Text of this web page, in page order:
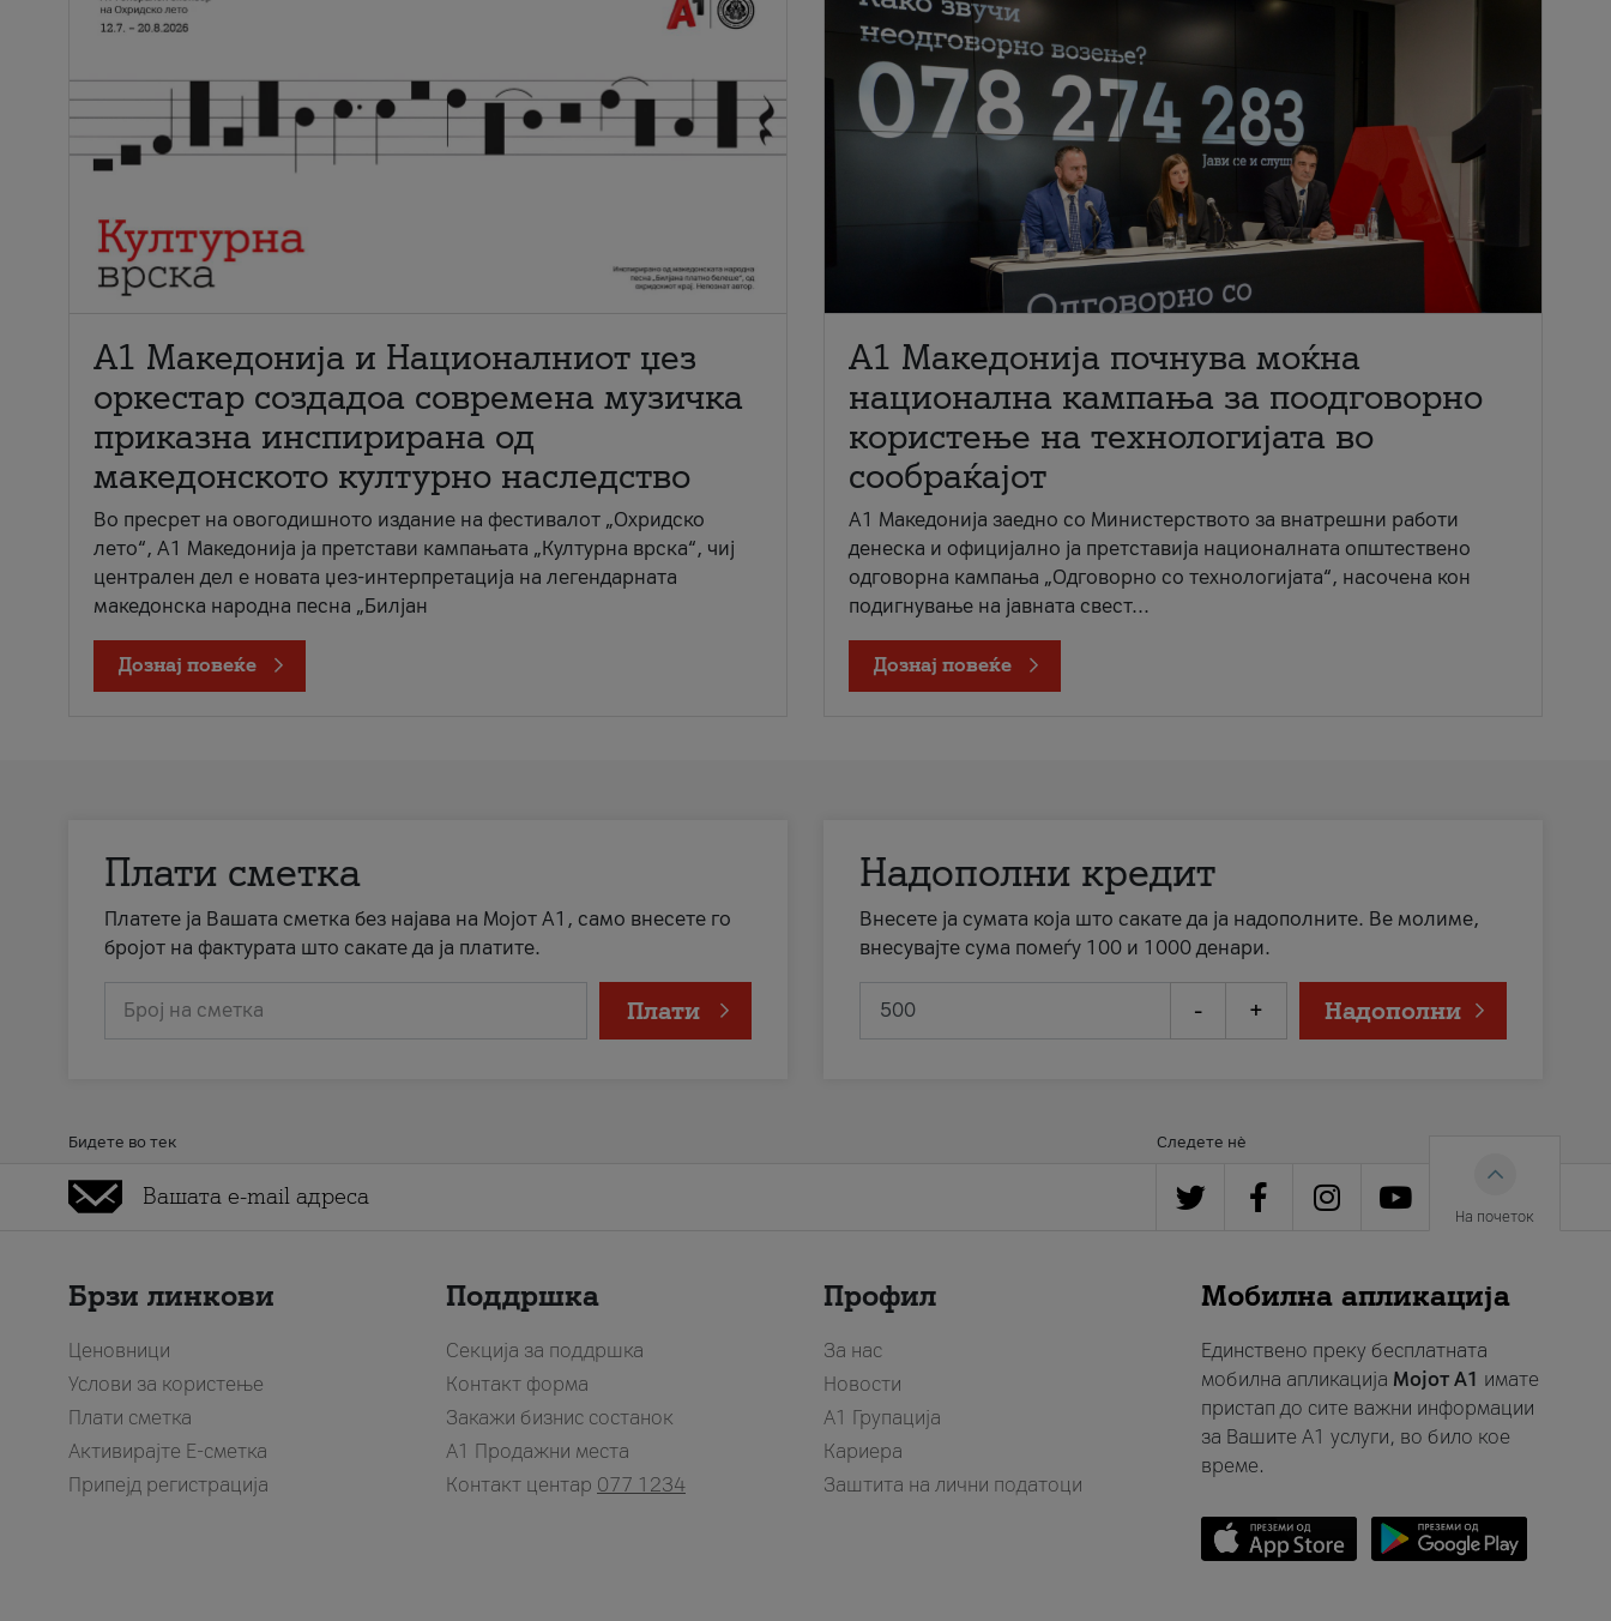
А1 Македонија и Националниот џез
оркестар создадоа современа музичка
приказна инспирирана од
македонското културно наследство
Во пресрет на овогодишното издание на фестивалот „Охридско
лето“, А1 Македонија ја претстави кампањата „Културна врска“, чиј
централен дел е новата џез-интерпретација на легендарната
македонска народна песна „Билјан
Дознај повеќе
A1 Македонија почнува моќна
национална кампања за поодговорно
користење на технологијата во
сообраќајот
A1 Македонија заедно со Министерството за внатрешни работи
денеска и официјално ја претставија националната општествено
одговорна кампања „Одговорно со технологијата“, насочена кон
подигнување на јавната свест...
Дознај повеќе
Плати сметка
Платете ја Вашата сметка без најава на Мојот А1, само внесете го
бројот на фактурата што сакате да ја платите.
Број на сметка Плати
Надополни кредит
Внесете ја сумата која што сакате да ја надополните. Ве молиме,
внесувајте сума помеѓу 100 и 1000 денари.
- + Надополни
Бидете во тек Следете нè
На почеток
Брзи линкови
Ценовници
Услови за користење
Плати сметка
Активирајте Е-сметка
Припејд регистрација
Поддршка
Секција за поддршка
Контакт форма
Закажи бизнис состанок
A1 Продажни места
Контакт центар 077 1234
Профил
За нас
Новости
А1 Групација
Кариера
Заштита на лични податоци
Мобилна апликација
Единствено преку бесплатната
мобилна апликација Мојот A1 имате
пристап до сите важни информации
за Вашите A1 услуги, во било кое
време.